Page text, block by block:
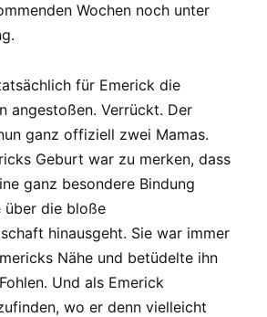
Wochen noch unter
für Emerick die
angestoßen. Verrückt. Der
ganz offiziell zwei Mamas.
Geburt war zu merken, dass
ganz besondere Bindung
über die bloße
hinausgeht. Sie war immer
Nähe und betüdelte ihn
Und als Emerick
wo er denn vielleicht